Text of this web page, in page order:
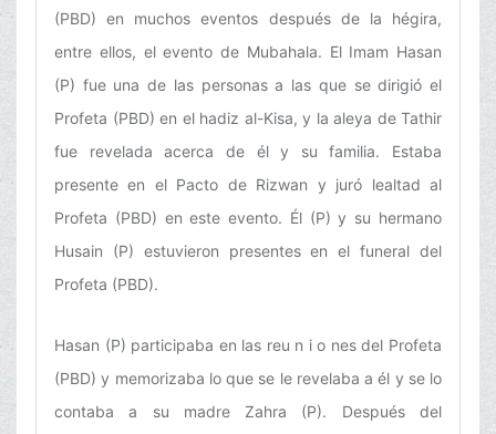
(PBD) en muchos eventos después de la hégira,
entre ellos, el evento de Mubahala. El Imam Hasan
(P) fue una de las personas a las que se dirigió el
Profeta (PBD) en el hadiz al-Kisa, y la aleya de Tathir
fue revelada acerca de él y su familia. Estaba
presente en el Pacto de Rizwan y juró lealtad al
Profeta (PBD) en este evento. Él (P) y su hermano
Husain (P) estuvieron presentes en el funeral del
Profeta (PBD).
Hasan (P) participaba en las reu n i o nes del Profeta
(PBD) y memorizaba lo que se le revelaba a él y se lo
contaba a su madre Zahra (P). Después del